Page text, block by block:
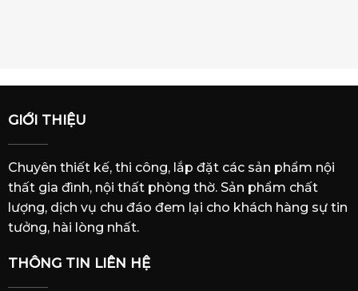
GIỚI THIỆU
Chuyên thiết kế, thi công, lắp đặt các sản phẩm nội
thất gia đình, nội thất phòng thờ. Sản phẩm chất
lượng, dịch vụ chu đáo đem lại cho khách hàng sự tin
tưởng, hài lòng nhất.
THÔNG TIN LIÊN HỆ